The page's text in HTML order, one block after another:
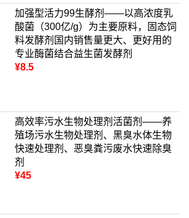
加强型活力99生酵剂——以高浓度乳
酸菌（300亿/g）为主要原料，固态饲
料发酵剂国内销售量更大、更好用的
专业酶菌结合益生菌发酵剂
¥8.5
高效率污水生物处理剂活菌剂——养
殖场污水生物处理剂、黑臭水体生物
快速处理剂、恶臭粪污废水快速除臭
剂
¥45